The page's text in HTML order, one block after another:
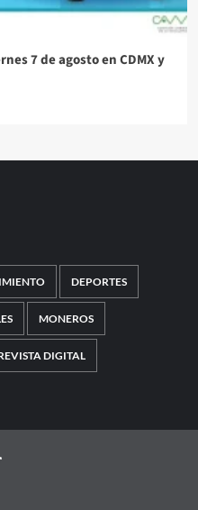
7 de agosto en CDMX y
DEPORTES
MONEROS
DIGITAL